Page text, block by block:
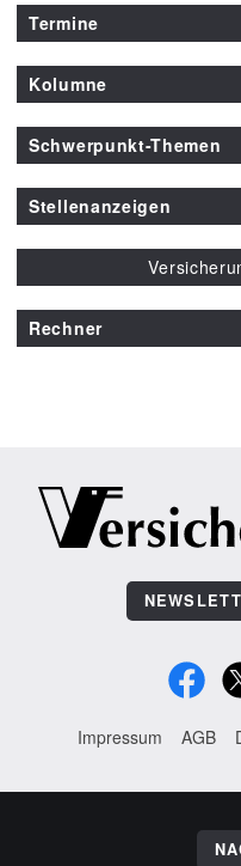
Termine
Kolumne
Schwerpunkt-Themen
Stellenanzeigen
Rechner
Impressum AGB